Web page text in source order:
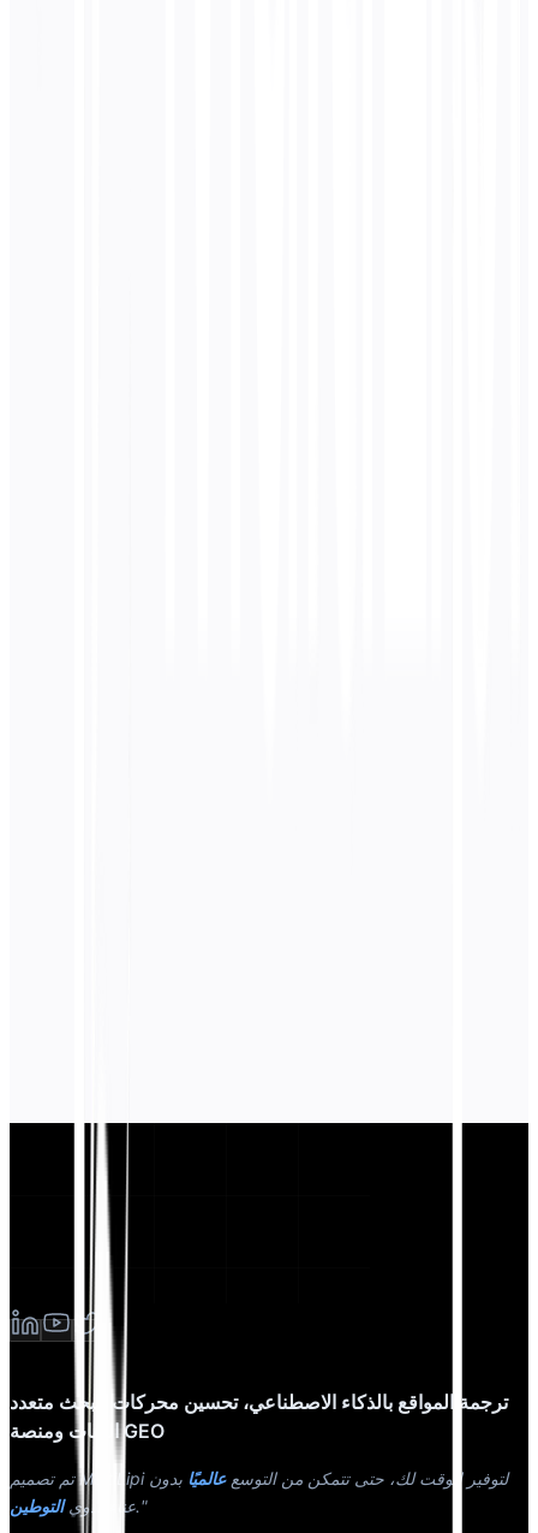
ترجمة المواقع بالذكاء الاصطناعي، تحسين محركات البحث متعدد
اللغات ومنصة GEO
تم تصميم MultiLipi لتوفير الوقت لك، حتى تتمكن من التوسععالميًا بدون
عناء يدويالتوطين ."